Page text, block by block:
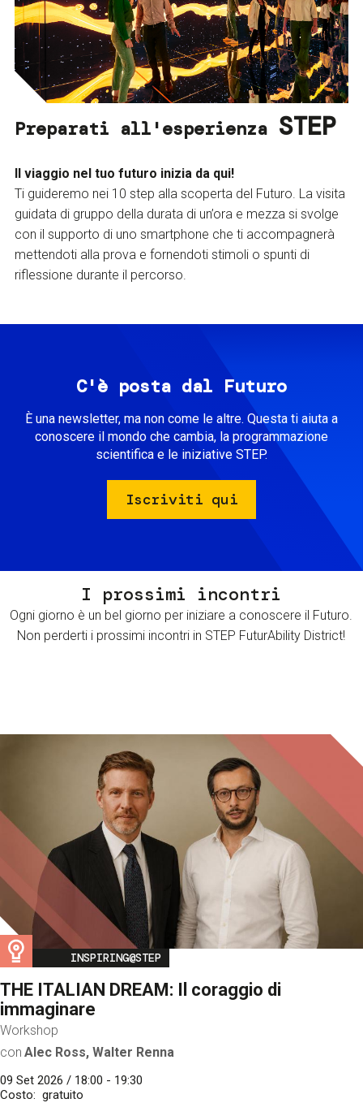
Preparati all'esperienza STEP
Il viaggio nel tuo futuro inizia da qui!
Ti guideremo nei 10 step alla scoperta del Futuro. La visita
guidata di gruppo della durata di un’ora e mezza si svolge
con il supporto di uno smartphone che ti accompagnerà
mettendoti alla prova e fornendoti stimoli o spunti di
riflessione durante il percorso.
C'è posta dal Futuro
È una newsletter, ma non come le altre. Questa ti aiuta a
conoscere il mondo che cambia, la programmazione
scientifica e le iniziative STEP.
Iscriviti qui
I prossimi incontri
Ogni giorno è un bel giorno per iniziare a conoscere il Futuro.
Non perderti i prossimi incontri in STEP FuturAbility District!
Image
INSPIRING@STEP
THE ITALIAN DREAM: Il coraggio di
immaginare
Workshop
con Alec Ross, Walter Renna
09 Set 2026 / 18:00 - 19:30
Costo
gratuito